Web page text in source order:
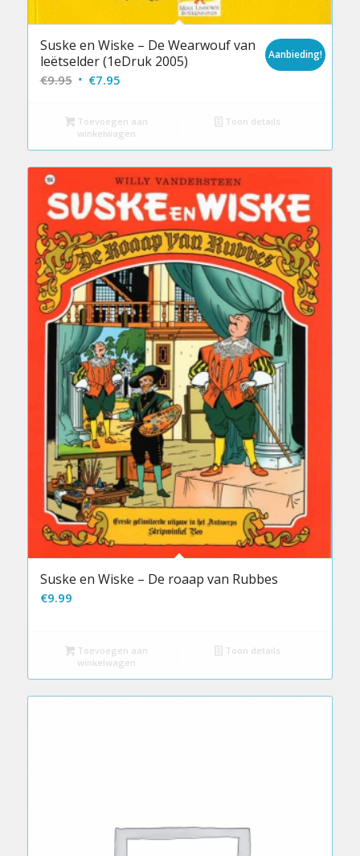
Suske en Wiske – De Wearwouf van
leëtselder (1eDruk 2005)
€9.95 Oorspronkelijke
was:
€9.95.
€7.95Huidige
is:
€7.95.
Aanbieding!
Toevoegen aan
winkelwagen
Toon details
Suske en Wiske – De roaap van Rubbes
€9.99
Toevoegen aan
winkelwagen
Toon details